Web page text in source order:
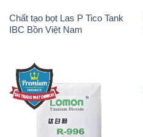
Chất tạo bọt Las P Tico Tank
IBC Bồn Việt Nam